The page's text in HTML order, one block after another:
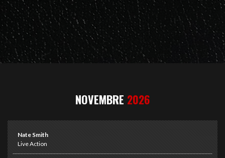
NOVEMBRE 2026
Nate Smith
Live Action